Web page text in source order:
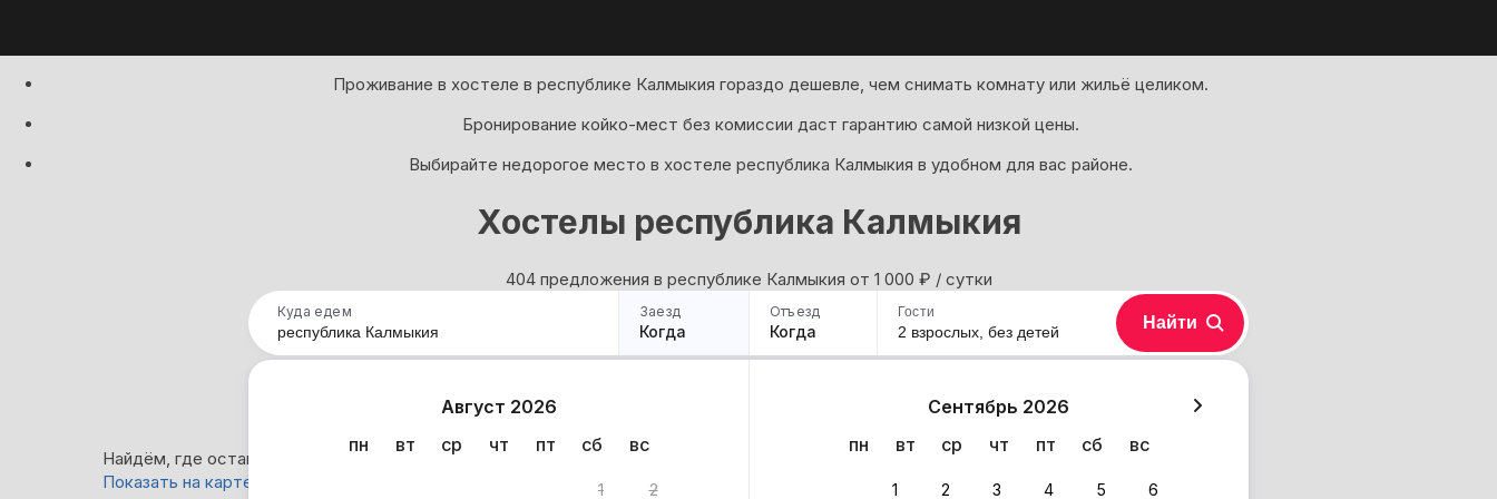
Проживание в хостеле в республике Калмыкия гораздо дешевле, чем снимать комнату или жильё целиком.
Бронирование койко-мест без комиссии даст гарантию самой низкой цены.
Выбирайте недорогое место в хостеле республика Калмыкия в удобном для вас районе.
Хостелы республика Калмыкия
404 предложения в республике Калмыкия oт 1 000 ₽ / сутки
Куда едем Заезд
Когда
Отъезд
Когда
Август 2026
пн
вт ср чт пт сб вс
1 2
Сентябрь 2026
пн
вт ср чт пт сб вс
1 2 3 4 5 6
Гости
2 взрослых, без детей Найти
Найдём, где остановиться : 404 варианта
Показать на карте